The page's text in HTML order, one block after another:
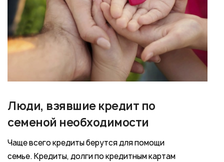
Люди, взявшие кредит по
семеной необходимости
Чаще всего кредиты берутся для помощи
семье. Кредиты, долги по кредитным картам